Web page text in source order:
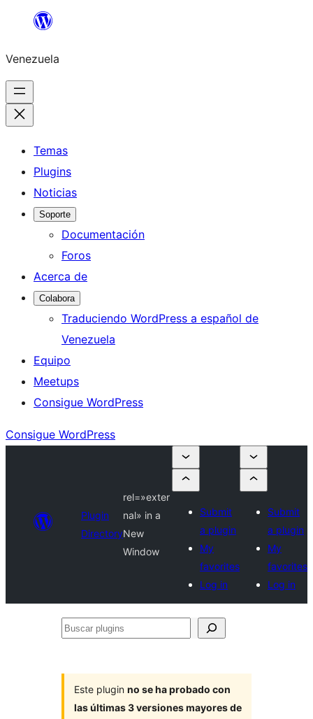
Saltar
contenido
Venezuela
Temas
Plugins
Noticias
Soporte
Documentación
Foros
Acerca de
Colabora
Traduciendo WordPress a español de
Venezuela
Equipo
Meetups
Consigue WordPress
Consigue WordPress
Plugin
Directory
rel=»exter
nal» in a
New
Window
Submit
a plugin
My
favorites
Log in
Submit
a plugin
My
favorites
Log in
Buscar
Este plugin no se ha probado con
las últimas 3 versiones mayores de